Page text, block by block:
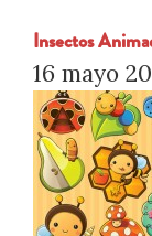
Insectos
16 mayo